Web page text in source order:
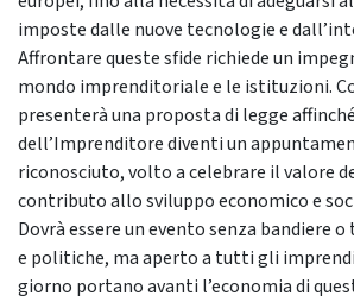
imposte dalle nuove tecnologie e
Affrontare queste sfide richiede un
mondo imprenditoriale e le istituzioni.
presenterà una proposta di legge
dell’Imprenditore diventi un
riconosciuto, volto a celebrare il valore
contributo allo sviluppo economico e
Dovrà essere un evento senza bandiere
e politiche, ma aperto a tutti gli
giorno portano avanti l’economia di